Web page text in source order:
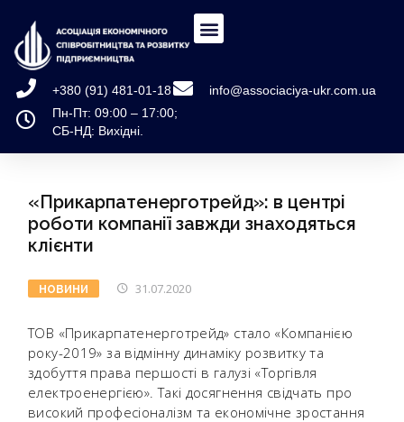
+380 (91) 481-01-18
info@associaciya-ukr.com.ua
Пн-Пт: 09:00 – 17:00;
СБ-НД: Вихідні.
«Прикарпатенерготрейд»: в центрі
роботи компанії завжди знаходяться
клієнти
НОВИНИ 31.07.2020
ТОВ «Прикарпатенерготрейд» стало «Компанією
року-2019» за відмінну динаміку розвитку та
здобуття права першості в галузі «Торгівля
електроенергією». Такі досягнення свідчать про
високий професіоналізм та економічне зростання